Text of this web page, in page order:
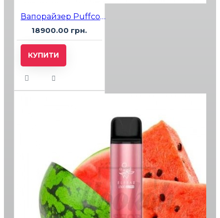
Вапорайзер Puffco Proxy Kit
18900.00 грн.
КУПИТИ